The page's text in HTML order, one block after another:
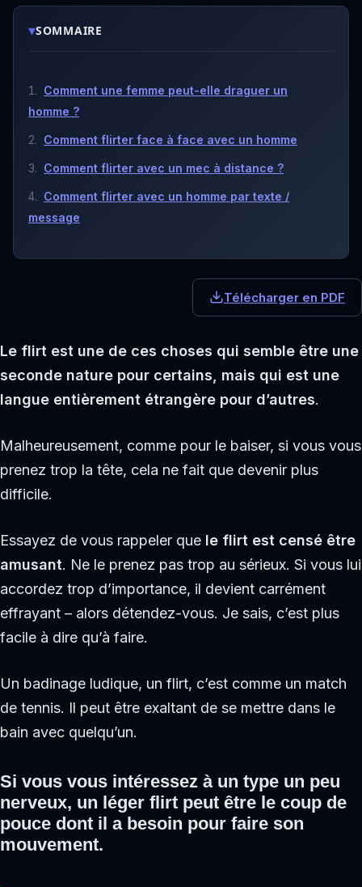
▾SOMMAIRE
Comment une femme peut-elle draguer un
homme ?
Comment flirter face à face avec un homme
Comment flirter avec un mec à distance ?
Comment flirter avec un homme par texte /
message
Télécharger en PDF
Le flirt est une de ces choses qui semble être une
seconde nature pour certains, mais qui est une
langue entièrement étrangère pour d’autres.
Malheureusement, comme pour le baiser, si vous vous
prenez trop la tête, cela ne fait que devenir plus
difficile.
Essayez de vous rappeler que le flirt est censé être
amusant. Ne le prenez pas trop au sérieux. Si vous lui
accordez trop d’importance, il devient carrément
effrayant – alors détendez-vous. Je sais, c’est plus
facile à dire qu’à faire.
Un badinage ludique, un flirt, c’est comme un match
de tennis. Il peut être exaltant de se mettre dans le
bain avec quelqu’un.
Si vous vous intéressez à un type un peu
nerveux, un léger flirt peut être le coup de
pouce dont il a besoin pour faire son
mouvement.